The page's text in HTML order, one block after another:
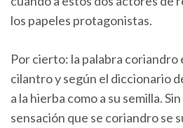
los papeles protagonistas.
Por cierto: la palabra coriandro
cilantro y según el diccionario
a la hierba como a su semilla.
sensación que se coriandro se